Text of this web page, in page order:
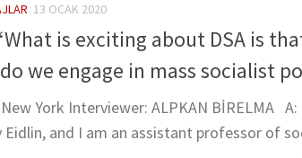
13 OCAK 2020
is exciting about DSA is
we engage in mass socialist
York Interviewer: ALPKAN BİRELMA
Eidlin, and I am an assistant professor of